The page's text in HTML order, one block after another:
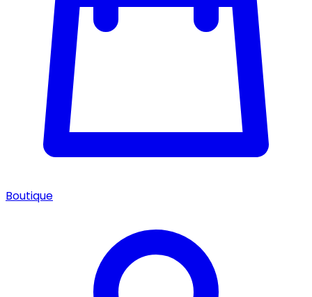
Boutique